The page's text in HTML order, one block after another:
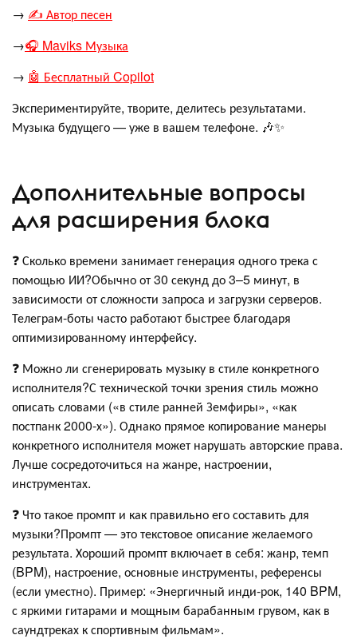
→ ✍️ Автор песен
→🎧 Maviks Музыка
→ 🤖 Бесплатный Copilot
Экспериментируйте, творите, делитесь результатами.
Музыка будущего — уже в вашем телефоне. 🎶✨
Дополнительные вопросы
для расширения блока
❓ Сколько времени занимает генерация одного трека с
помощью ИИ?Обычно от 30 секунд до 3–5 минут, в
зависимости от сложности запроса и загрузки серверов.
Телеграм-боты часто работают быстрее благодаря
оптимизированному интерфейсу.
❓ Можно ли сгенерировать музыку в стиле конкретного
исполнителя?С технической точки зрения стиль можно
описать словами («в стиле ранней Земфиры», «как
постпанк 2000-х»). Однако прямое копирование манеры
конкретного исполнителя может нарушать авторские права.
Лучше сосредоточиться на жанре, настроении,
инструментах.
❓ Что такое промпт и как правильно его составить для
музыки?Промпт — это текстовое описание желаемого
результата. Хороший промпт включает в себя: жанр, темп
(BPM), настроение, основные инструменты, референсы
(если уместно). Пример: «Энергичный инди-рок, 140 BPM,
с яркими гитарами и мощным барабанным грувом, как в
саундтреках к спортивным фильмам».